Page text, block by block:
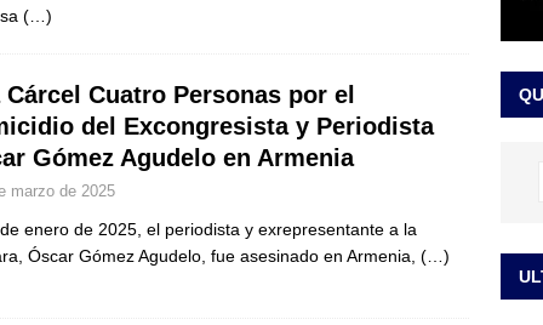
fue trasladada de la Escuela de Carabineros a La Picaleña: los
(…)
Cárcel Cuatro Personas por el
del Excongresista y Periodista
Gómez Agudelo en Armenia
marzo de 2025
enero de 2025, el periodista y exrepresentante a la
Óscar Gómez Agudelo, fue asesinado en Armenia, (…)